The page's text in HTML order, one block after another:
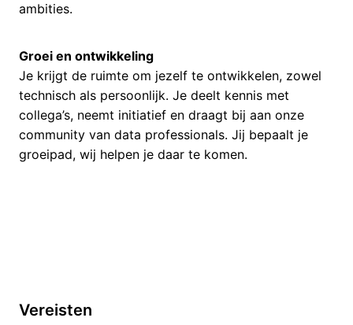
ambities.
Groei en ontwikkeling
Je krijgt de ruimte om jezelf te ontwikkelen, zowel
technisch als persoonlijk. Je deelt kennis met
collega’s, neemt initiatief en draagt bij aan onze
community van data professionals. Jij bepaalt je
groeipad, wij helpen je daar te komen.
Vereisten